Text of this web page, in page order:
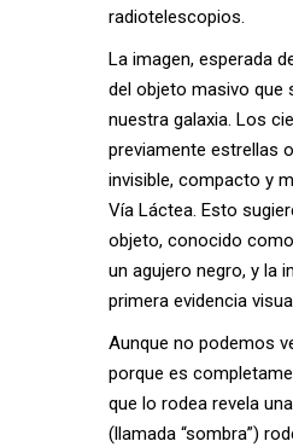
radiotelescopios.
La imagen, esperada
del objeto masivo que
nuestra galaxia. Los
previamente estrellas
invisible, compacto y
Vía Láctea. Esto
objeto, conocido
un agujero negro, y la
primera evidencia
Aunque no podemos
porque es
que lo rodea revela
(llamada “sombra”)